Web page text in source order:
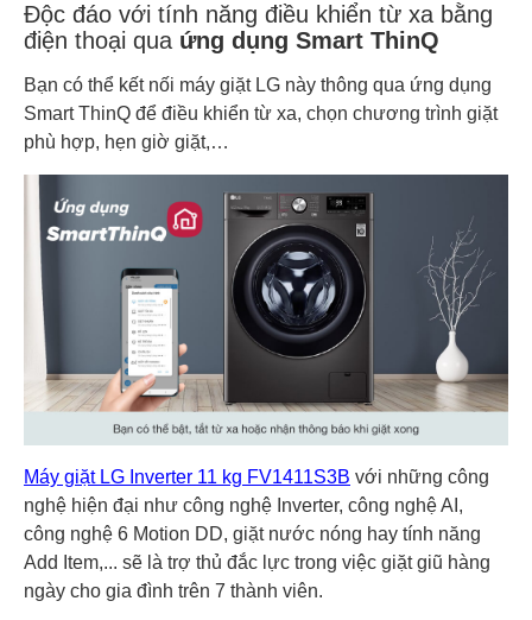
Độc đáo với tính năng điều khiển từ xa bằng
điện thoại qua ứng dụng Smart ThinQ
Bạn có thể kết nối máy giặt LG này thông qua ứng dụng
Smart ThinQ để điều khiển từ xa, chọn chương trình giặt
phù hợp, hẹn giờ giặt,…
Máy giặt LG Inverter 11 kg FV1411S3B với những công
nghệ hiện đại như công nghệ Inverter, công nghệ AI,
công nghệ 6 Motion DD, giặt nước nóng hay tính năng
Add Item,... sẽ là trợ thủ đắc lực trong việc giặt giũ hàng
ngày cho gia đình trên 7 thành viên.